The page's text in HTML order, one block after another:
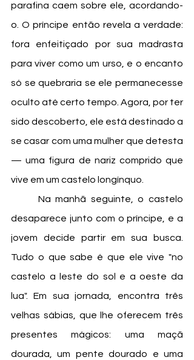
parafina caem sobre ele, acordando-
o. O príncipe então revela a verdade:
fora enfeitiçado por sua madrasta
para viver como um urso, e o encanto
só se quebraria se ele permanecesse
oculto até certo tempo. Agora, por ter
sido descoberto, ele está destinado a
se casar com uma mulher que detesta
— uma figura de nariz comprido que
vive em um castelo longínquo.
desaparece junto com o príncipe, e a
jovem decide partir em sua busca.
Tudo o que sabe é que ele vive "no
castelo a leste do sol e a oeste da
lua". Em sua jornada, encontra três
velhas sábias, que lhe oferecem três
presentes mágicos: uma maçã
dourada, um pente dourado e uma